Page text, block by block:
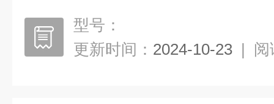
型号：
更新时间： 2024-10-23 | 阅